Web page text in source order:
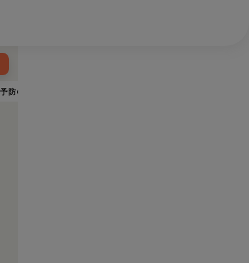
防のスポット剤が効かない場合も